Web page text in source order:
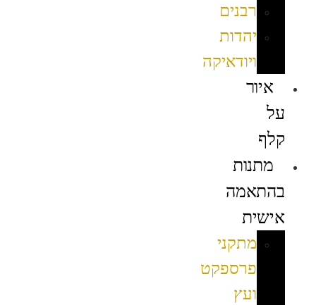
רבנים
יהדות
ויודאיקה
איור
על
קלף
מתנות
בהתאמה
אישית
מתקני
פרספקט
ועץ